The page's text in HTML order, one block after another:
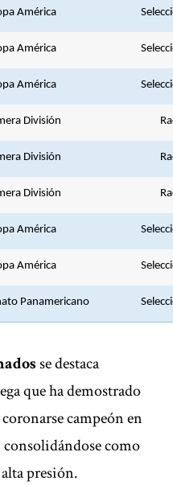
América
América
América
División
División
División
América
América
Panamericano
se destaca
que ha demostrado
campeón en
como
presión.